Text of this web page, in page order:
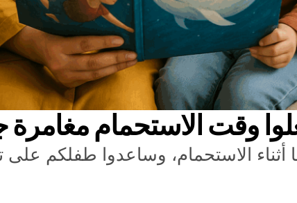
وقت الاستحمام مغامرة
أثناء الاستحمام، وساعدوا طفلكم